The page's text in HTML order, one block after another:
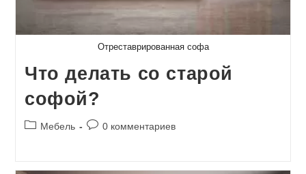
Отреставрированная софа
Что делать со старой
софой?
Рубрика
Мебель
Комментарии
0 комментариев